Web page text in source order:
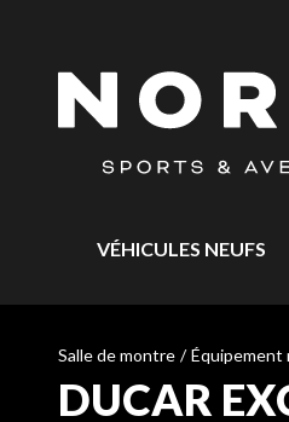
VÉHICULES NEUFS
Salle de montre / Équipement
DUCAR